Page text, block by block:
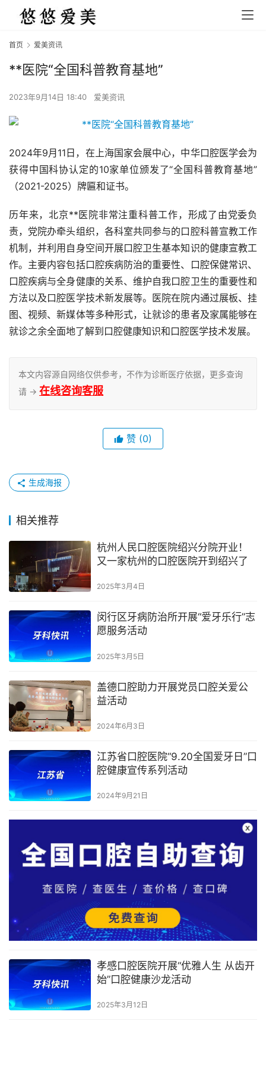
首页 爱美资讯
**医院“全国科普教育基地”
2023年9月14日 18:40 爱美资讯
2024年9月11日，在上海国家会展中心，中华口腔医学会为
获得中国科协认定的10家单位颁发了“全国科普教育基地”
（2021-2025）牌匾和证书。
历年来，北京**医院非常注重科普工作，形成了由党委负
责，党院办牵头组织，各科室共同参与的口腔科普宣教工作
机制，并利用自身空间开展口腔卫生基本知识的健康宣教工
作。主要内容包括口腔疾病防治的重要性、口腔保健常识、
口腔疾病与全身健康的关系、维护自我口腔卫生的重要性和
方法以及口腔医学技术新发展等。医院在院内通过展板、挂
图、视频、新媒体等多种形式，让就诊的患者及家属能够在
就诊之余全面地了解到口腔健康知识和口腔医学技术发展。
本文内容源自网络仅供参考，不作为诊断医疗依据，更多查询
请 → 在线咨询客服
赞 (0)
生成海报
相关推荐
杭州人民口腔医院绍兴分院开业！
又一家杭州的口腔医院开到绍兴了
2025年3月4日
闵行区牙病防治所开展“爱牙乐行”志
愿服务活动
2025年3月5日
盖德口腔助力开展党员口腔关爱公
益活动
2024年6月3日
江苏省口腔医院“9.20全国爱牙日”口
腔健康宣传系列活动
2024年9月21日
孝感口腔医院开展“优雅人生 从齿开
始”口腔健康沙龙活动
2025年3月12日